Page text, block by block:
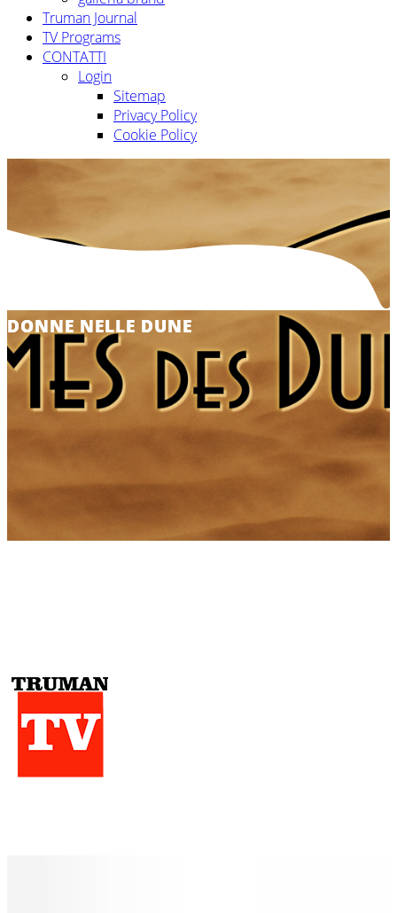
Truman Journal
TV Programs
CONTATTI
Login
Sitemap
Privacy Policy
Cookie Policy
DONNE NELLE DUNE